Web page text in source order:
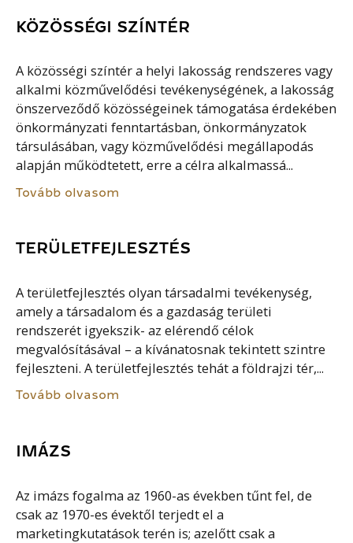
KÖZÖSSÉGI SZÍNTÉR
A közösségi színtér a helyi lakosság rendszeres vagy
alkalmi közművelődési tevékenységének, a lakosság
önszerveződő közösségeinek támogatása érdekében
önkormányzati fenntartásban, önkormányzatok
társulásában, vagy közművelődési megállapodás
alapján működtetett, erre a célra alkalmassá...
Tovább olvasom
TERÜLETFEJLESZTÉS
A területfejlesztés olyan társadalmi tevékenység,
amely a társadalom és a gazdaság területi
rendszerét igyekszik- az elérendő célok
megvalósításával – a kívánatosnak tekintett szintre
fejleszteni. A területfejlesztés tehát a földrajzi tér,...
Tovább olvasom
IMÁZS
Az imázs fogalma az 1960-as években tűnt fel, de
csak az 1970-es évektől terjedt el a
marketingkutatások terén is; azelőtt csak a